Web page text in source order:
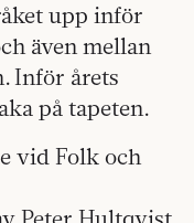
upp inför
även mellan
Inför årets
på tapeten.
vid Folk och